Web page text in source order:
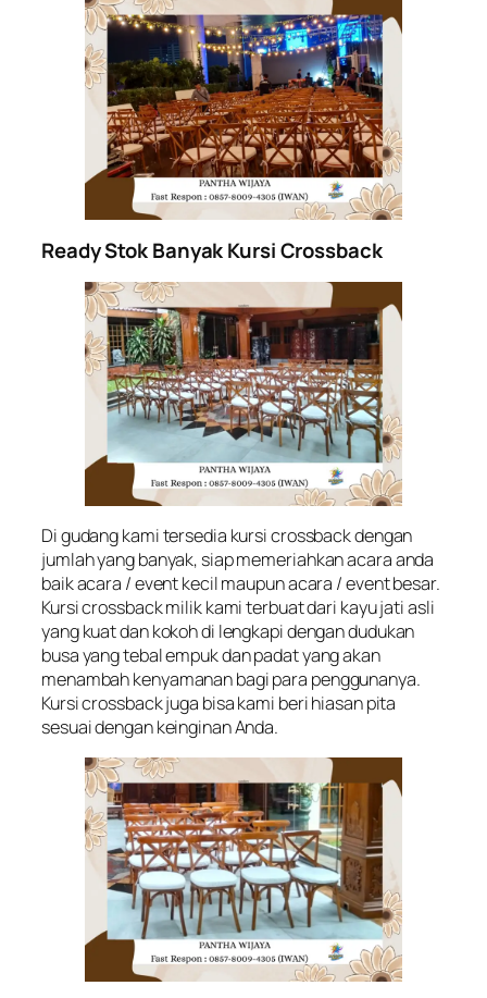
Ready Stok Banyak Kursi Crossback
Di gudang kami tersedia kursi crossback dengan
jumlah yang banyak, siap memeriahkan acara anda
baik acara / event kecil maupun acara / event besar.
Kursi crossback milik kami terbuat dari kayu jati asli
yang kuat dan kokoh di lengkapi dengan dudukan
busa yang tebal empuk dan padat yang akan
menambah kenyamanan bagi para penggunanya.
Kursi crossback juga bisa kami beri hiasan pita
sesuai dengan keinginan Anda.